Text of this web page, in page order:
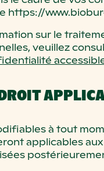
https://
sur le
veuillez
à tout
applicables